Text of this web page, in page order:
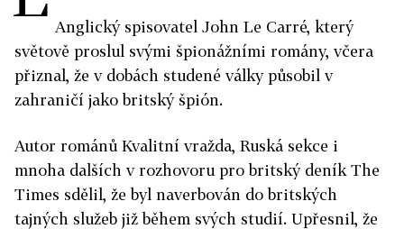
Anglický spisovatel John Le Carré, který
světově proslul svými špionážními romány, včera
přiznal, že v dobách studené války působil v
zahraničí jako britský špión.
Autor románů Kvalitní vražda, Ruská sekce i
mnoha dalších v rozhovoru pro britský deník The
Times sdělil, že byl naverbován do britských
tajných služeb již během svých studií. Upřesnil, že